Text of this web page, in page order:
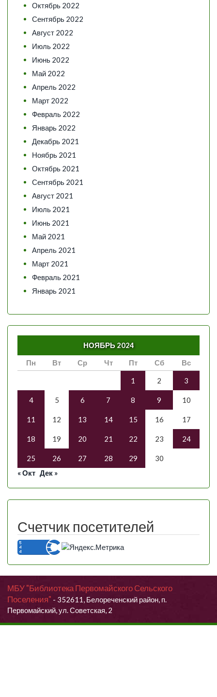
Октябрь 2022
Сентябрь 2022
Август 2022
Июль 2022
Июнь 2022
Май 2022
Апрель 2022
Март 2022
Февраль 2022
Январь 2022
Декабрь 2021
Ноябрь 2021
Октябрь 2021
Сентябрь 2021
Август 2021
Июль 2021
Июнь 2021
Май 2021
Апрель 2021
Март 2021
Февраль 2021
Январь 2021
НОЯБРЬ 2024
Пн
Вт Ср Чт Пт Сб Вс
1 2 3
4 5 6 7 8 9 10
11 12 13 14 15 16 17
18 19 20 21 22 23 24
25 26 27 28 29
30
« Окт Дек »
Счетчик посетителей
МБУ "Библиотека Первомайского Сельского
Поселения" - 352611, Белореченский район, п.
Первомайский, ул. Советская, 2